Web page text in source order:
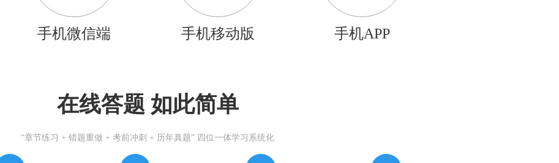
手机微信端 手机移动版 手机APP
在线答题 如此简单
“章节练习 + 错题重做 + 考前冲刺 + 历年真题” 四位一体学习系统化